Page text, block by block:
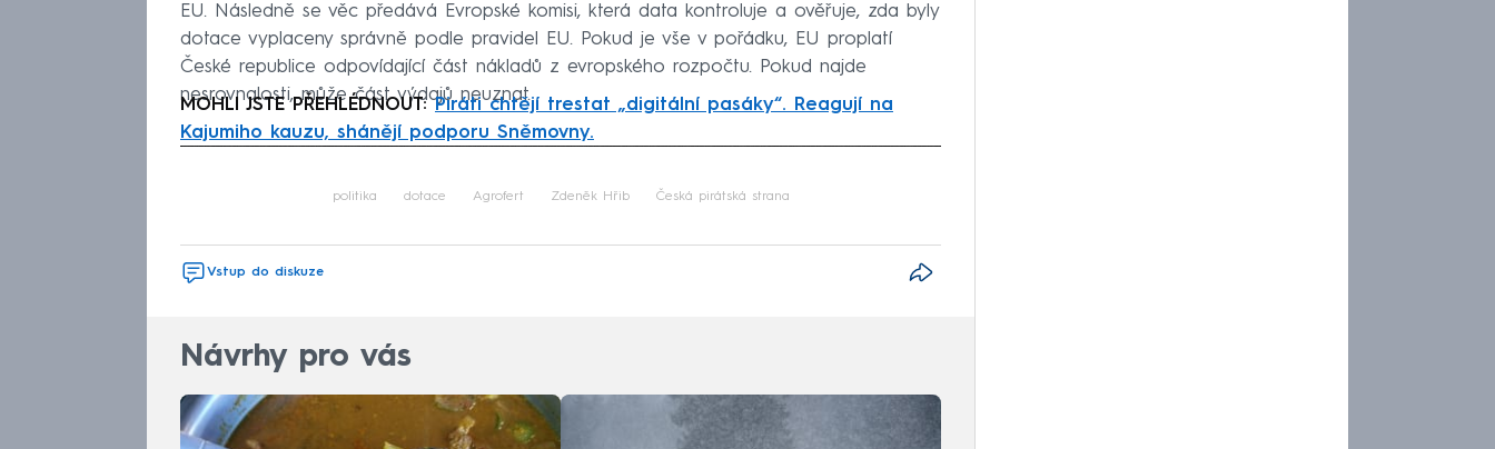
EU. Následně se věc předává Evropské komisi, která data kontroluje a ověřuje, zda byly
dotace vyplaceny správně podle pravidel EU. Pokud je vše v pořádku, EU proplatí
České republice odpovídající část nákladů z evropského rozpočtu. Pokud najde
nesrovnalosti, může část výdajů neuznat.
MOHLI JSTE PŘEHLÉDNOUT:Piráti chtějí trestat „digitální pasáky“. Reagují na
Kajumiho kauzu, shánějí podporu Sněmovny.
politika dotace Agrofert Zdeněk Hřib Česká pirátská strana
Vstup do diskuze
Návrhy pro vás